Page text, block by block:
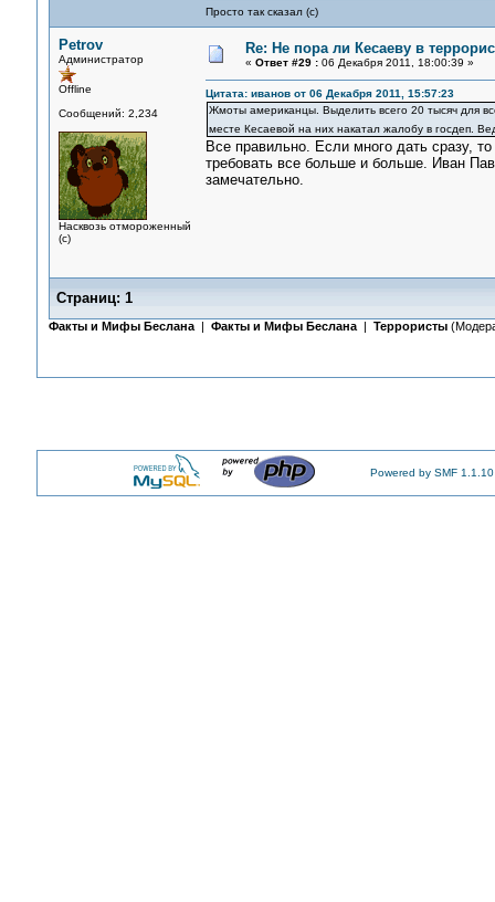
Просто так сказал (с)
Petrov
Администратор
Offline
Сообщений: 2,234
Насквозь отмороженный
(с)
Re: Не пора ли Кесаеву в
« Ответ #29 :06 Декабря 2011, 18:00:39 »
Цитата: иванов от 06 Декабря 2011, 15:57:23
Жмоты американцы. Выделить всего 20 тысяч для
месте Кесаевой на них накатал жалобу в госдеп.
Все правильно. Если много дать сразу,
требовать все больше и больше. Иван
замечательно.
Страниц: 1
Факты и Мифы Беслана| Факты и Мифы Беслана| Террористы
Powered by SMF 1.1.10